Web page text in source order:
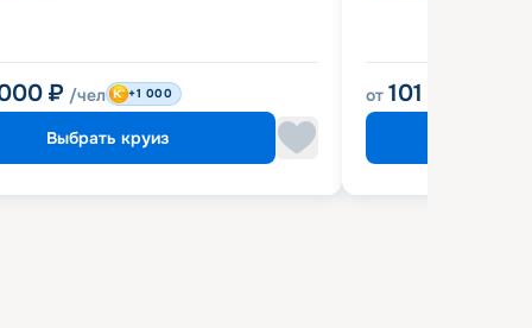
₽ /чел +1 000
Выбрать круиз
от 101 900